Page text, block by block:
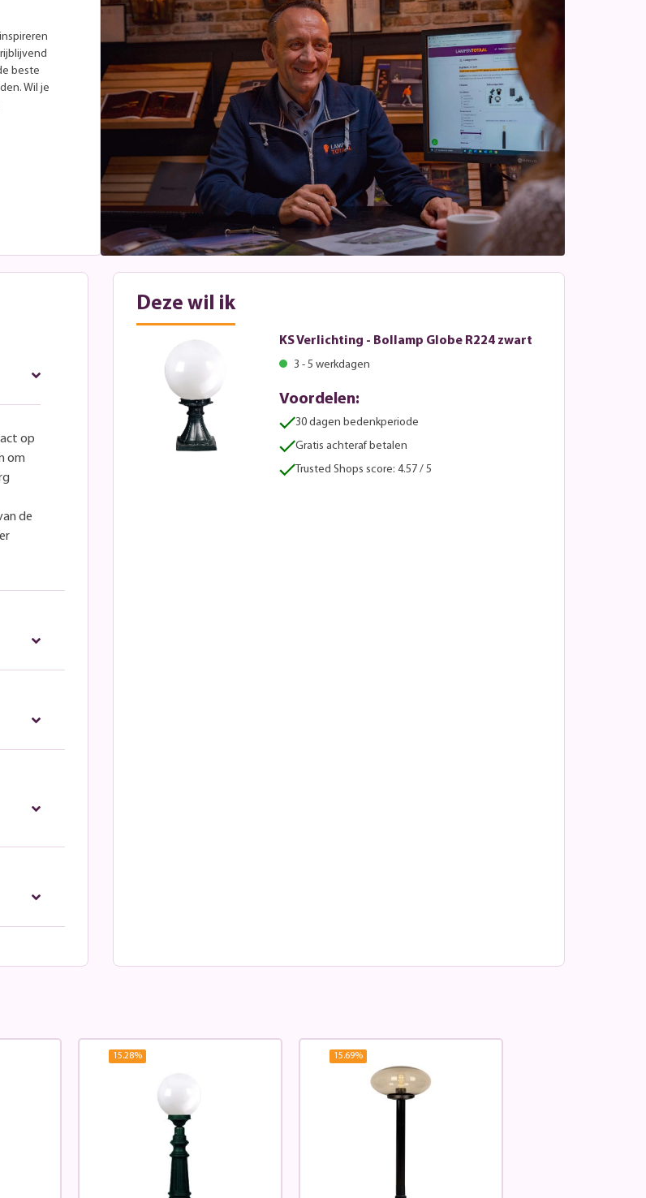
beste
Wil je
op
om
de
Deze wil ik
KS Verlichting - Bollamp Globe R224 zwart
3 - 5 werkdagen
Voordelen:
30 dagen bedenkperiode
Gratis achteraf betalen
Trusted Shops score: 4.57 / 5
15.28% 15.69%